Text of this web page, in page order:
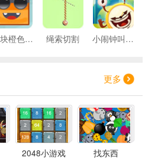
方块橙色笑脸 绳索切割 小闹钟叫醒怪物
更多
2048小游戏 找东西